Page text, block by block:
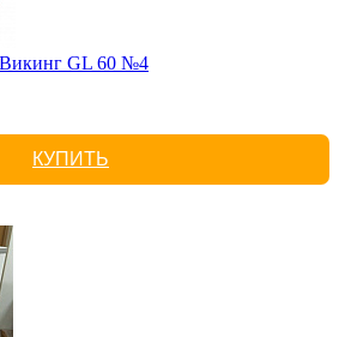
GL 60 №4
КУПИТЬ